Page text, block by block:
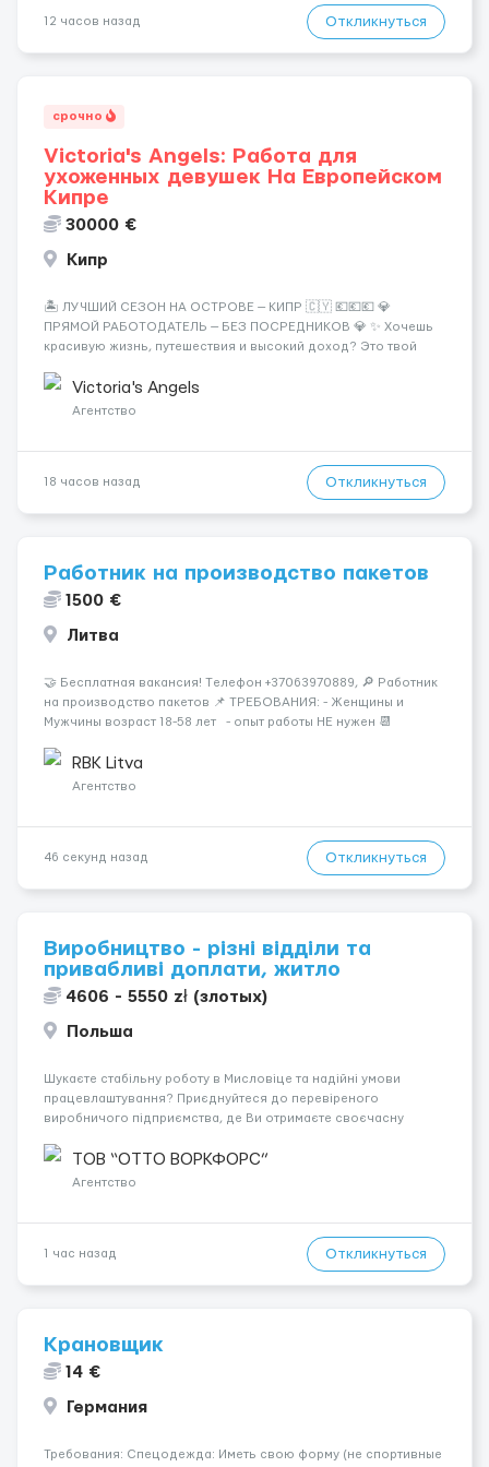
12 часов назад Откликнуться
срочно
Victoria's Angels: Работа для
ухоженных девушек На Европейском
Кипре
30000 €
Кипр
🏝️ ЛУЧШИЙ СЕЗОН НА ОСТРОВЕ — КИПР 🇨🇾 💶💶💶 💎
ПРЯМОЙ РАБОТОДАТЕЛЬ — БЕЗ ПОСРЕДНИКОВ 💎 ✨ Хочешь
красивую жизнь, путешествия и высокий доход? Это твой
Опытная команда с годами практики — Стабильный поток
клиентов (без ...
Victoria's Angels
Агентство
18 часов назад Откликнуться
Работник на производство пакетов
1500 €
Литва
🤝 Бесплатная вакансия! Tелефон +37063970889, 🔎 Работник
на производство пакетов 📌 ТРЕБОВАНИЯ: - Женщины и
Мужчины возраст 18-58 лет - опыт работы НЕ нужен 📆
зависимости от отдела и должност...
RBK Litva
Агентство
46 секунд назад Откликнуться
Виробництво - різні відділи та
привабливі доплати, житло
4606 - 5550 zł (злотых)
Польша
Шукаєте стабільну роботу в Мисловіце та надійні умови
працевлаштування? Приєднуйтеся до перевіреного
виробничого підприємства, де Ви отримаєте своєчасну
підібрати посаду відповідно до Ваших навичок
Локація: Мисловіце Форма пр...
ТОВ “ОТТО ВОРКФОРС”
Агентство
1 час назад Откликнуться
Крановщик
14 €
Германия
Требования: Спецодежда: Иметь свою форму (не спортивные